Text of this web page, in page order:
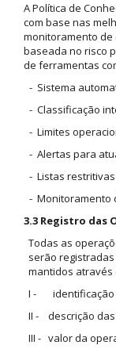
A Política de
com base nas
monitoramento de
baseada no risco
de ferramentas
- Sistema
- Classificação
- Limites
- Alertas para
- Listas
- Monitoramento
3.3 Registro das
Todas as
serão
mantidos através
I - identificação
II - descrição
III - valor da